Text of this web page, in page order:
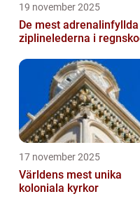
19 november 2025
De mest adrenalinfyllda
ziplinelederna i
17 november 2025
Världens mest unika
koloniala kyrkor